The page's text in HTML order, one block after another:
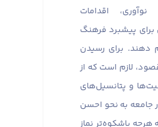
اقدامات
برای پیشبرد فرهنگ
دهند. برای رسیدن
لازم است که از
و پتانسیل‌های
جامعه به نحو احسن
هرچه باشکوه‌تر نماز